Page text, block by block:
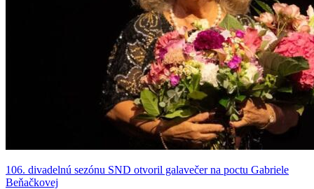
106. divadelnú sezónu SND otvoril galavečer na poctu Gabriele
Beňačkovej